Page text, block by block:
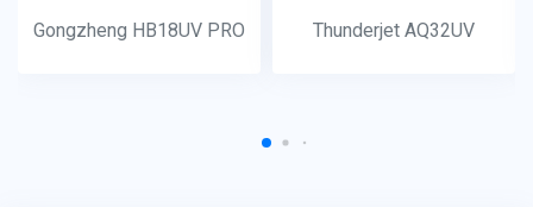
Gongzheng HB18UV PRO Thunderjet AQ32UV